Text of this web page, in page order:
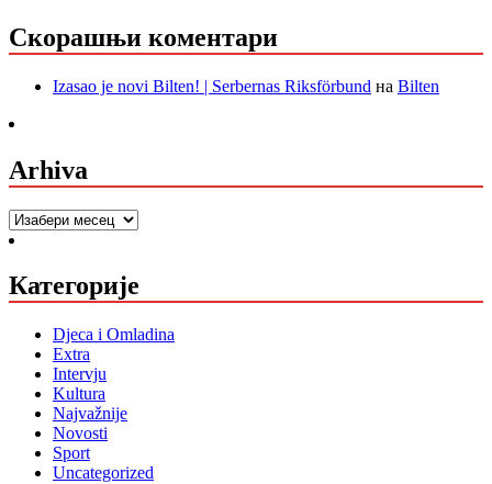
Скорашњи коментари
Izasao je novi Bilten! | Serbernas Riksförbund на Bilten
Arhiva
Arhiva
Категорије
Djeca i Omladina
Extra
Intervju
Kultura
Najvažnije
Novosti
Sport
Uncategorized